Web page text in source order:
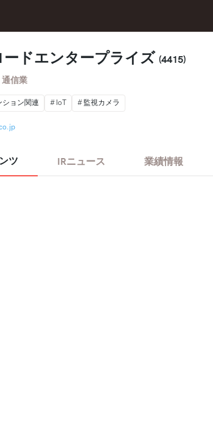
ードエンタープライズ (4415)
信業
ション関連 IoT 監視カメラ
ツ IRニュース 業績情報